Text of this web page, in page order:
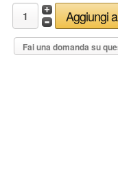
Fai una domanda su